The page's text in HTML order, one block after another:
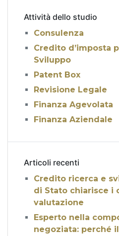
Attività dello studio
Consulenza
Credito d’imposta
Sviluppo
Patent Box
Revisione Legale
Finanza Agevolata
Finanza Aziendale
Articoli recenti
Credito ricerca e
di Stato chiarisce i
valutazione
Esperto nella
negoziata: perché